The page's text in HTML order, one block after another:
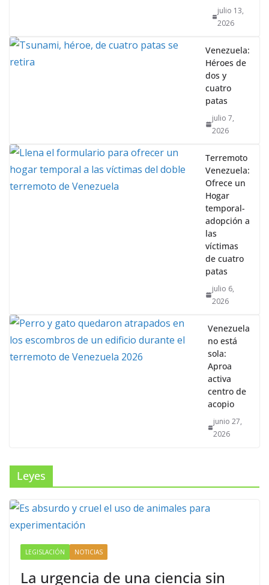
julio 13,
2026
Venezuela:
Héroes de
dos y
cuatro
patas
julio 7,
2026
Terremoto
Venezuela:
Ofrece un
Hogar
temporal-
adopción a
las
víctimas
de cuatro
patas
julio 6,
2026
Venezuela
no está
sola:
Aproa
activa
centro de
acopio
junio 27,
2026
Leyes
LEGISLACIÓN NOTICIAS
La urgencia de una ciencia sin